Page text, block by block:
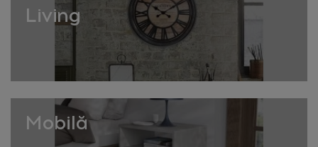
florale sunt perfecte pentru a reîmprospăta pereții la
schimbarea anotimpului, fără a schimba întreaga
decorațiune.
Coșuri și cutii decorative în stil natural– Coșurile din
răchită, paie sau bambus cu motive florale sau în culori
de primăvară sunt funcționale și estetice, perfecte
pentru depozitat textile, reviste sau ca element de
display.
Living
Mobilă